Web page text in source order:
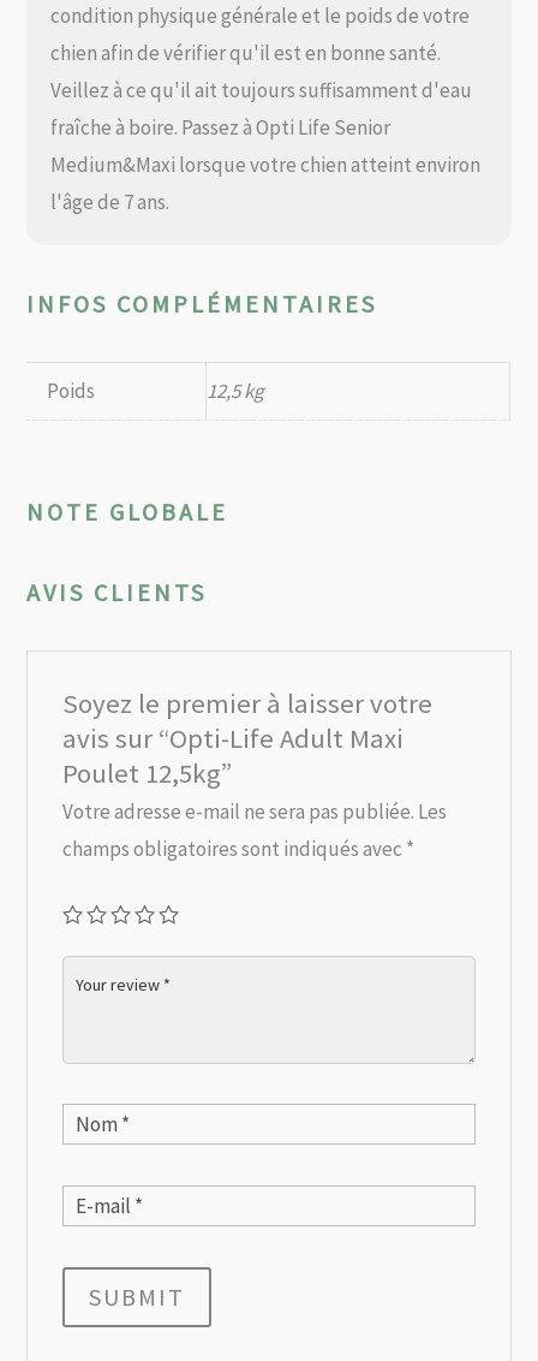
condition physique générale et le poids de votre
chien afin de vérifier qu'il est en bonne santé.
Veillez à ce qu'il ait toujours suffisamment d'eau
fraîche à boire. Passez à Opti Life Senior
Medium&Maxi lorsque votre chien atteint environ
l'âge de 7 ans.
INFOS COMPLÉMENTAIRES
Poids 12,5 kg
NOTE GLOBALE
AVIS CLIENTS
Soyez le premier à laisser votre
avis sur “Opti-Life Adult Maxi
Poulet 12,5kg”
Votre adresse e-mail ne sera pas publiée. Les
champs obligatoires sont indiqués avec *
SUBMIT